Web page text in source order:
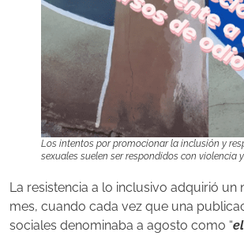
Los intentos por promocionar la inclusión y
sexuales suelen ser respondidos con violencia
La resistencia a lo inclusivo adquirió un
mes, cuando cada vez que una
sociales denominaba a agosto como “